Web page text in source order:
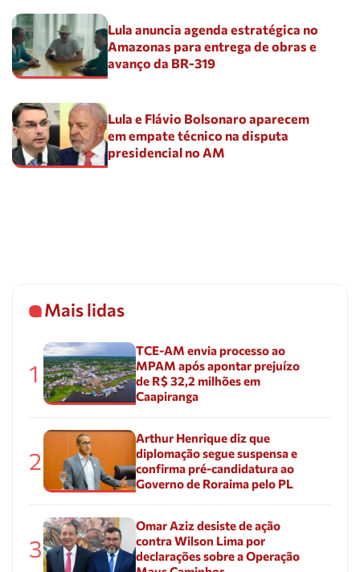
Lula anuncia agenda estratégica no
Amazonas para entrega de obras e
avanço da BR-319
Lula e Flávio Bolsonaro aparecem
em empate técnico na disputa
presidencial no AM
Mais lidas
1
TCE-AM envia processo ao
MPAM após apontar prejuízo
de R$ 32,2 milhões em
Caapiranga
2
Arthur Henrique diz que
diplomação segue suspensa e
confirma pré-candidatura ao
Governo de Roraima pelo PL
3
Omar Aziz desiste de ação
contra Wilson Lima por
declarações sobre a Operação